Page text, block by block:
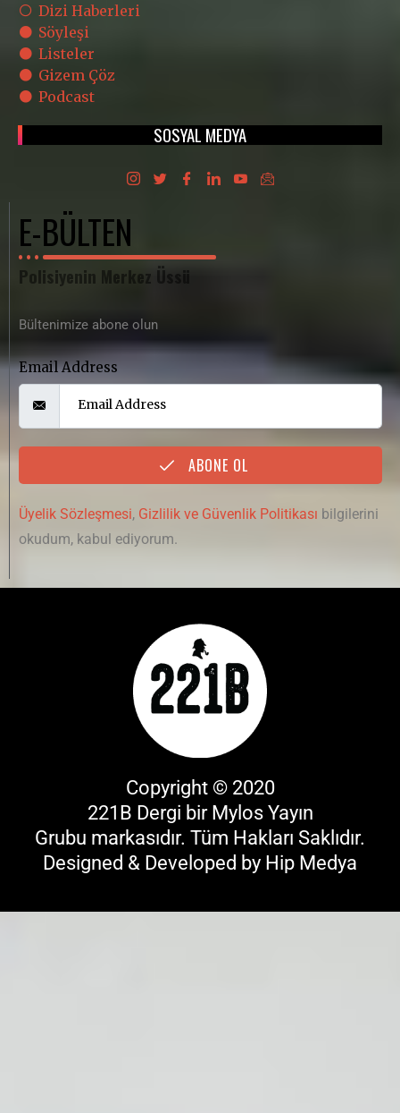
Dizi Haberleri
Söyleşi
Listeler
Gizem Çöz
Podcast
SOSYAL MEDYA
E-BÜLTEN
Polisiyenin Merkez Üssü
Bültenimize abone olun
Email Address
ABONE OL
Üyelik Sözleşmesi, Gizlilik ve Güvenlik Politikası bilgilerini
okudum, kabul ediyorum.
Copyright © 2020
221B Dergi bir Mylos Yayın
Grubu markasıdır. Tüm Hakları Saklıdır.
Designed & Developed by Hip Medya